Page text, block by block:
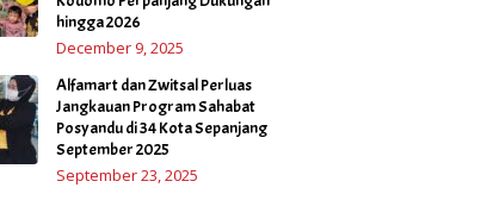
hingga 2026
December 9, 2025
Alfamart dan Zwitsal Perluas
Jangkauan Program Sahabat
Posyandu di 34 Kota Sepanjang
September 2025
September 23, 2025